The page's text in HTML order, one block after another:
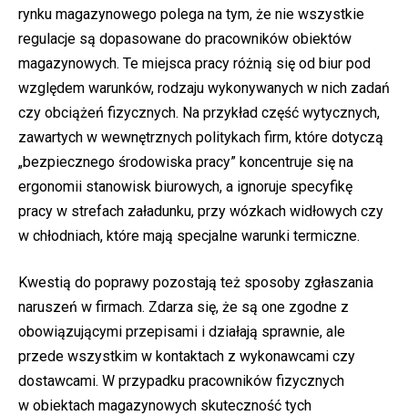
rynku magazynowego polega na tym, że nie wszystkie
regulacje są dopasowane do pracowników obiektów
magazynowych. Te miejsca pracy różnią się od biur pod
względem warunków, rodzaju wykonywanych w nich zadań
czy obciążeń fizycznych. Na przykład część wytycznych,
zawartych w wewnętrznych politykach firm, które dotyczą
„bezpiecznego środowiska pracy” koncentruje się na
ergonomii stanowisk biurowych, a ignoruje specyfikę
pracy w strefach załadunku, przy wózkach widłowych czy
w chłodniach, które mają specjalne warunki termiczne.
Kwestią do poprawy pozostają też sposoby zgłaszania
naruszeń w firmach. Zdarza się, że są one zgodne z
obowiązującymi przepisami i działają sprawnie, ale
przede wszystkim w kontaktach z wykonawcami czy
dostawcami. W przypadku pracowników fizycznych
w obiektach magazynowych skuteczność tych